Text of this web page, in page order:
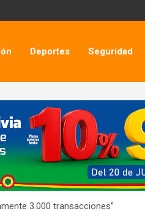
Deportes Seguridad
3.000 transacciones”